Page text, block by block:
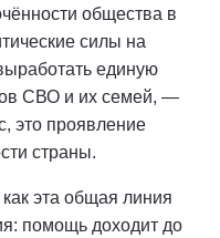
общества в
силы на
единую
СВО и их семей, —
это проявление
страны.
эта общая линия
помощь доходит до